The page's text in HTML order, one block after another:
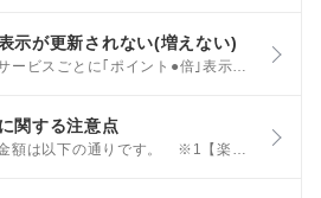
示が更新されない(増えない)
SPUの特典倍率はご利用サービスごとに｢ポイント●倍｣表示に反映されるタイミングが異なります。 サービスごとの反映タイミング 楽天市場の通常購入 常時 楽天カード 楽天カードを｢通常利用のお支払い方法｣に設定した翌日
関する注意点
SPUのポイント付与対象金額は以下の通りです。 ※1【楽天カード】ポイントを利用した場合の特典ポイントの計算方法もご確認ください。 ※2 クーポンを利用した場合の計算は下記の計算例をご参照ください。